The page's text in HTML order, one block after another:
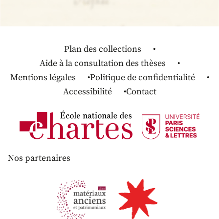
Plan des collections
Aide à la consultation des thèses
Mentions légales
Politique de confidentialité
Accessibilité
Contact
Nos partenaires